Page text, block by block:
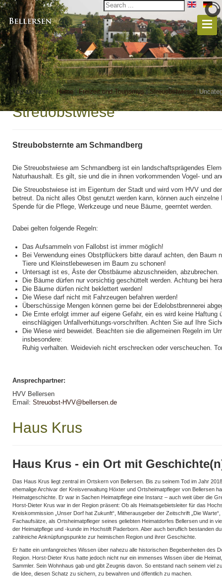
You are here: Home | Freizeit und Tourismus | Streuobstwiese |
Streuobstwiese
Streubobsternte am Schmandberg
Die Streuobstwiese am Schmandberg ist ein landschaftsprägendes
Naturhaushalt. Es gilt, sie und die in ihnen vorkommenden Vogel- und
Die Streuobstwiese ist im Eigentum der Stadt und wird vom HVV und
betreut. Da nicht alles Obst genutzt werden kann, können auch
Spende für die Pflege, Werkzeuge und neue Bäume, geerntet werden.
Dabei gelten folgende Regeln:
Das Aufsammeln von Fallobst ist immer möglich!
Bei Verwendung eines Obstpflückers bitte darauf achten, den Baum
Tiere und Kleinstlebewesen im Baum zu schonen!
Untersagt ist es, Äste der Obstbäume abzuschneiden, abzubrechen.
Die Bäume dürfen nur vorsichtig geschüttelt werden. Achtung bei
Die Bäume dürfen nicht beklettert werden!
Die Wiese darf nicht mit Fahrzeugen befahren werden!
Überschüssige Mengen können gerne bei der Edelobstbrennerei
Die Ernte erfolgt immer auf eigene Gefahr, ein es wird keine Haftung
einschlägigen Unfallverhütungs-vorschriften. Achten Sie auf Ihre
Die Wiese wird beweidet. Beachten sie die allgemeinen Regeln im
insbesondere:
Ruhig verhalten. Weidevieh nicht erschrecken oder verscheuchen.
Ansprechpartner:
HVV Bellersen
Email: Streuobst-HVV@bellersen.de
Haus Krus
Haus Krus - ein Ort mit
Das Haus Krus liegt zentral im Ortskern von Bellersen. Bis zu seinem Tod im Jahr
ehemalige Archivar der Kreisverwaltung Höxter und Ortsheimatpfleger von Bellersen
Heimatgeschichte. Er war in Sachen Heimatpflege eine Instanz – auch weit über die
Horst-Dieter Krus war in der Region präsent: Ob als Heimatsgebietsleiter für das
Kreiskommission „Unser Dorf hat Zukunft“, Mitherausgeber der Zeitschrift „Die
Fachaufsätze, als Ortsheimatpfleger seines geliebten Heimatdorfes Bellersen und in
der Heimatpflege und -kunde im Hochstift Paderborn. Aber auch beruflich bestanden
zahlreiche Anknüpfungspunkte zur heimischen Region und ihrer Geschichte.
Er hatte ein umfangreiches Wissen über nahezu alle historischen Begebenheiten des
Region. Horst-Dieter Krus hatte jedoch nicht nur ein immenses Wissen über die
Sammler. Sein Wohnhaus gab und gibt Zeugnis davon. So entstand nach seinem viel
die Idee, diesen Schatz zu sichern, zu bewahren und öffentlich zu machen.